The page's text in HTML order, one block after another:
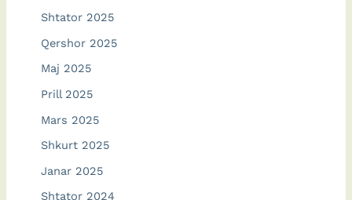
Shtator 2025
Qershor 2025
Maj 2025
Prill 2025
Mars 2025
Shkurt 2025
Janar 2025
Shtator 2024